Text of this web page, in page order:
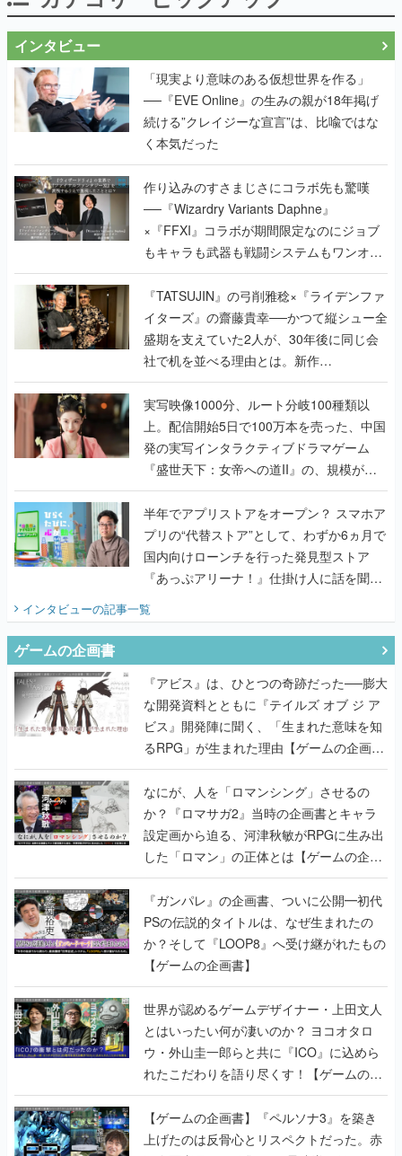
「現実より意味のある仮想世界を作る」
──『EVE Online』の生みの親が18年掲げ
く本気だった
作り込みのすさまじさにコラボ先も驚嘆
──『Wizardry Variants Daphne』
×『FFXI』コラボが期間限定なのにジョブ
もキャラも武器も戦闘システムもワンオフ
で作り込まれた理由を両ディレクターに聞
く
『TATSUJIN』の弓削雅稔×『ライデンファ
イターズ』の齋藤貴幸──かつて縦シュー全
盛期を支えていた2人が、30年後に同じ会
社で机を並べる理由とは。新作
『TATSUJIN EXTREME』で初タッグを組
んだレジェンド2人に訊く開発秘話
実写映像1000分、ルート分岐100種類以
上。配信開始5日で100万本を売った、中国
発の実写インタラクティブドラマゲーム
『盛世天下：女帝への道II』の、規模が違
うこだわりをプロデューサーに聞いた
半年でアプリストアをオープン？ スマホア
プリの“代替ストア”として、わずか6ヵ月で
国内向けローンチを行った発見型ストア
『あっぷアリーナ！』仕掛け人に話を聞い
てみた
インタビューの記事一覧
『アビス』は、ひとつの奇跡だった──膨大
な開発資料とともに『テイルズ オブ ジ ア
るRPG」が生まれた理由【ゲームの企画
書】
なにが、人を「ロマンシング」させるの
か？『ロマサガ2』当時の企画書とキャラ
設定画から迫る、河津秋敏がRPGに生み出
した「ロマン」の正体とは【ゲームの企画
書】
『ガンパレ』の企画書、ついに公開━初代
PSの伝説的タイトルは、なぜ生まれたの
か？そして『LOOP8』へ受け継がれたもの
【ゲームの企画書】
世界が認めるゲームデザイナー・上田文人
とはいったい何が凄いのか？ ヨコオタロ
ウ・外山圭一郎らと共に『ICO』に込めら
れたこだわりを語り尽くす！【ゲームの企
画書】
【ゲームの企画書】『ペルソナ3』を築き
上げたのは反骨心とリスペクトだった。赤
い企画書のもとに集った“愚連隊”がシリー
ズを生まれ変わらせるまで【橋野桂インタ
ビュー】
ゲームの企画書の記事一覧